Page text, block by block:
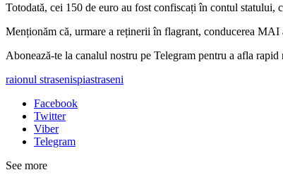
Totodată, cei 150 de euro au fost confiscați în contul statului,
Menționăm că, urmare a reținerii în flagrant, conducerea
‍Abonează-te la canalul nostru pe Telegram pentru a afla rapid
raionul strasenispiastraseni
Facebook
Twitter
Viber
Telegram
See more